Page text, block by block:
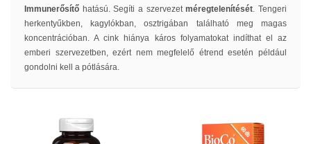
Immunerősítő hatású. Segíti a szervezetméregtelenítését. Tengeri
herkentyűkben, kagylókban, osztrigában található meg magas
koncentrációban. A cink hiánya káros folyamatokat indíthat el az
emberi szervezetben, ezért nem megfelelő étrend esetén például
gondolni kell a pótlására.